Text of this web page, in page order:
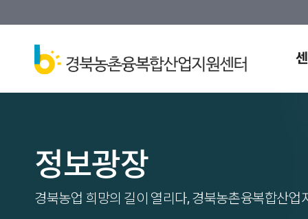
정보광장
경북농업 희망의 길이 열리다, 경북농촌융복합산업